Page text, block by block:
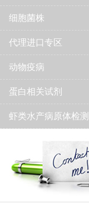
细胞菌株
代理进口专区
动物疫病
蛋白相关试剂
虾类水产病原体检测